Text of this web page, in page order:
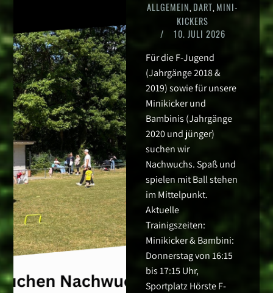
ALLGEMEIN, DART, MINI-
KICKERS
/
10. JULI 2026
Für die F-Jugend
(Jahrgänge 2018 &
2019) sowie für unsere
Minikicker und
Bambinis (Jahrgänge
2020 und jünger)
suchen wir
Nachwuchs. Spaß und
spielen mit Ball stehen
im Mittelpunkt.
Aktuelle
Trainigszeiten:
Minikicker & Bambini:
Donnerstag von 16:15
bis 17:15 Uhr,
Sportplatz Hörste F-